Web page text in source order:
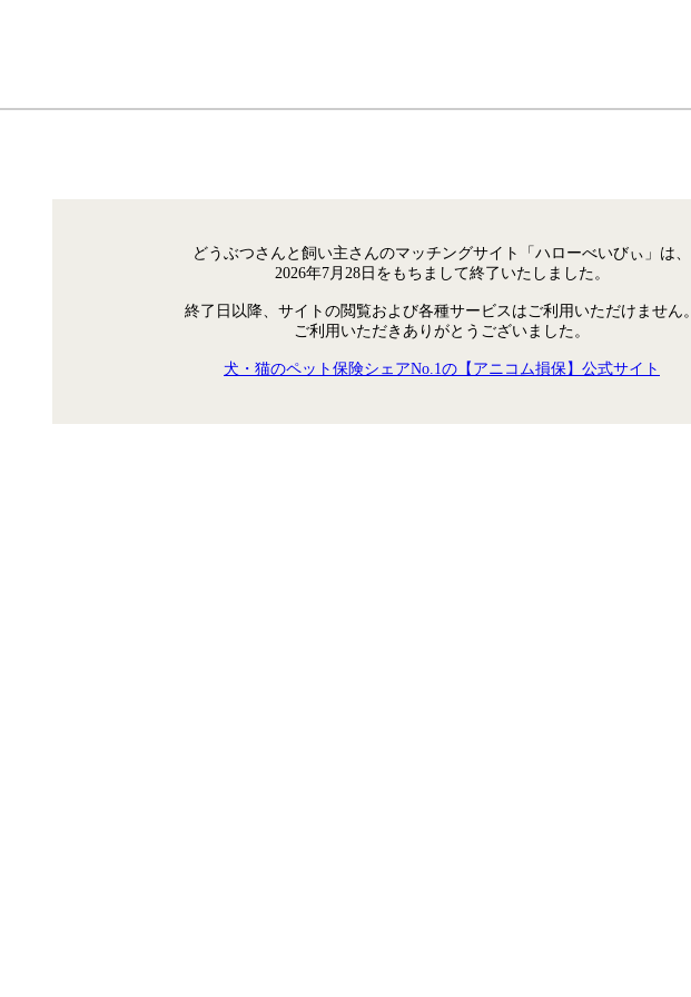
どうぶつさんと飼い主さんのマッチングサイト「ハローべいびぃ」は、
2026年7月28日をもちまして終了いたしました。
終了日以降、サイトの閲覧および各種サービスはご利用いただけません
ご利用いただきありがとうございました。
犬・猫のペット保険シェアNo.1の【アニコム損保】公式サイト